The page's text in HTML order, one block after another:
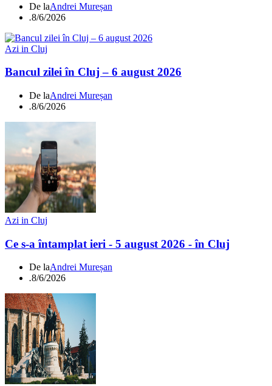
De laAndrei Mureșan
.8/6/2026
Azi in Cluj
Bancul zilei în Cluj – 6 august 2026
De laAndrei Mureșan
.8/6/2026
Azi in Cluj
Ce s-a întamplat ieri - 5 august 2026 - în Cluj
De laAndrei Mureșan
.8/6/2026